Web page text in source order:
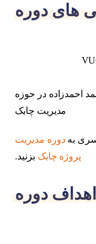
های دوره
دکتر محمد احمدزاده در حوزه
مدیریت چابک
بهدوره مدیریت
پروژه چابک بزنید.
اهداف دوره